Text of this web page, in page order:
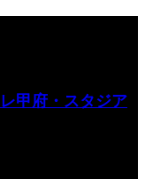
甲府・スタジア